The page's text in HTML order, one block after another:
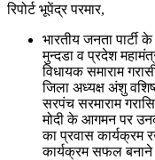
रिपोर्ट भूपेंद्र परमार,
भारतीय जनता पार्टी
मुन्दडा व प्रदेश
विधायक समाराम
जिला अध्यक्ष अंशु
सरपंच सरमाराम
मोदी के आगमन पर
का प्रवास कार्यक्रम
कार्यक्रम सफल